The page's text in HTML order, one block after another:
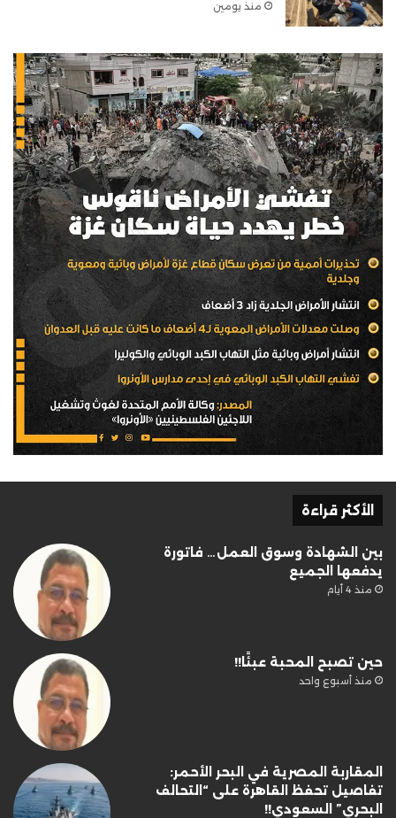
منذ يومين
الأكثر قراءة
بين الشهادة وسوق العمل… فاتورة
يدفعها الجميع
منذ 4 أيام
حين تصبح المحبة عبئًا!!
منذ أسبوع واحد
المقاربة المصرية في البحر الأحمر:
تفاصيل تحفظ القاهرة على “التحالف
البحري” السعودي!!